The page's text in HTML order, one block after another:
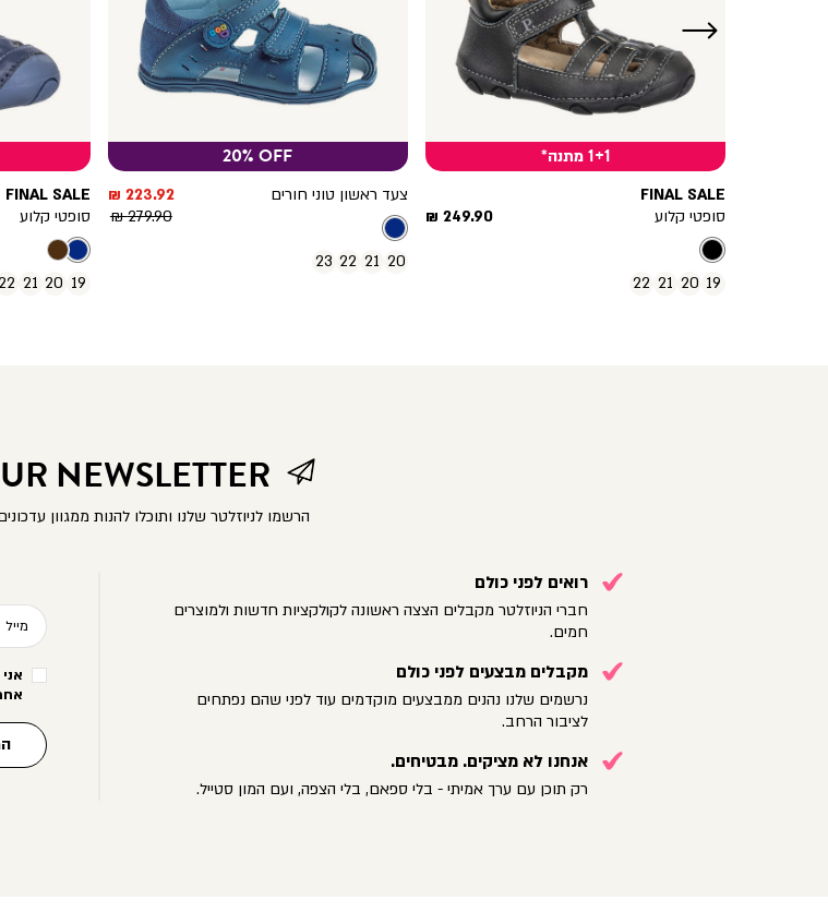
ימינה
1+1 מתנה*
FINAL SALE
סופטי קלוע
מחיר
249.90 ₪
19
20
21
22
20% OFF
צעד ראשון טוני חורים
מחיר
מוצר
223.92 ₪
מחיר
279.90 ₪
20
21
22
23
FINAL SALE
סופטי קלוע
19
20
21
NEWSLETTER
הרשמו לניוזלטר שלנו ותוכלו להנות ממגוון
רואים לפני כולם
חברי הניוזלטר מקבלים הצצה ראשונה לקולקציות חדשות ולמוצרים
חמים.
מקבלים מבצעים לפני כולם
נרשמים שלנו נהנים ממבצעים מוקדמים עוד לפני שהם נפתחים
לציבור הרחב.
אנחנו לא מציקים. מבטיחים.
רק תוכן עם ערך אמיתי - בלי ספאם, בלי הצפה, ועם המון סטייל.
מייל